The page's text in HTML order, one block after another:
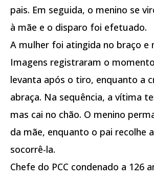
pais. Em seguida, o menino se
à mãe e o disparo foi efetuado.
A mulher foi atingida no braço e
Imagens registraram o
levanta após o tiro, enquanto a
abraça. Na sequência, a vítima
mas cai no chão. O menino
da mãe, enquanto o pai recolhe
socorrê-la.
Chefe do PCC condenado a 126